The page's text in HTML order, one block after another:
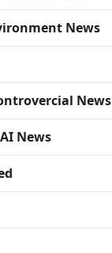
News
News
News